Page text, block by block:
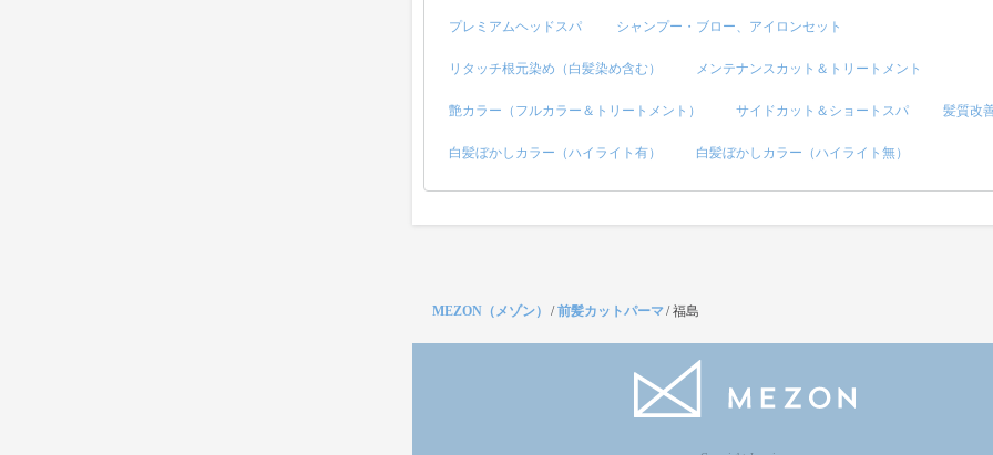
プレミアムヘッドスパ シャンプー・ブロー、アイロンセット
リタッチ根元染め（白髪染め含む） メンテナンスカット＆トリートメント
艶カラー（フルカラー＆トリートメント） サイドカット＆ショートスパ 髪質改
白髪ぼかしカラー（ハイライト有） 白髪ぼかしカラー（ハイライト無）
MEZON（メゾン） /前髪カットパーマ/福島